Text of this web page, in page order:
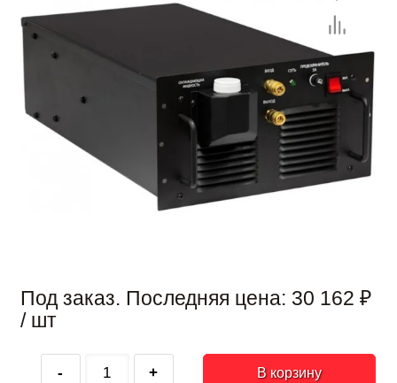
Под заказ. Последняя цена: 30 162 ₽
/ шт
- + В корзину